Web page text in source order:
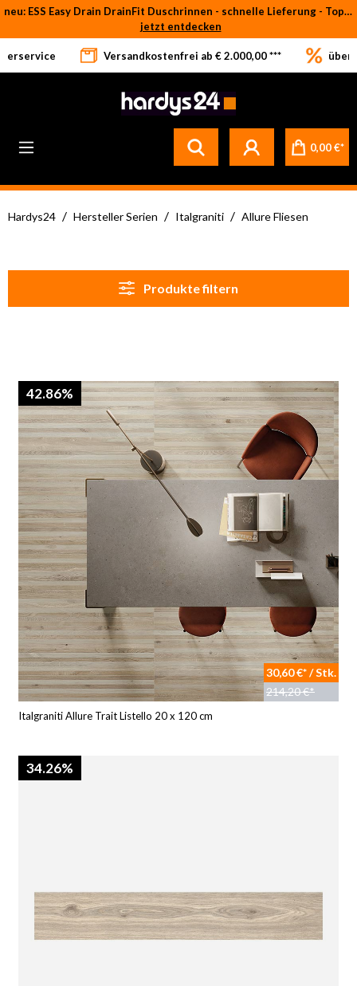
Zum Hauptinhalt springen
neu: ESS Easy Drain DrainFit Duschrinnen - schnelle Lieferung - Top-Preise
jetzt entdecken
Versandkostenfrei ab € 2.000,00 *** über
0,00 €*
Hardys24 / Hersteller Serien / Italgraniti / Allure Fliesen
Produkte filtern
42.86%
30,60 €* / Stk.
214,20 €*
Italgraniti Allure Trait Listello 20 x 120 cm
34.26%